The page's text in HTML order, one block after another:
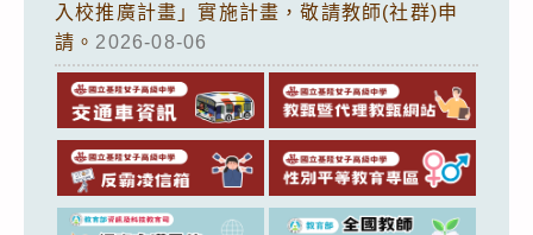
入校推廣計畫」實施計畫，敬請教師(社群)申
請。 2026-08-06